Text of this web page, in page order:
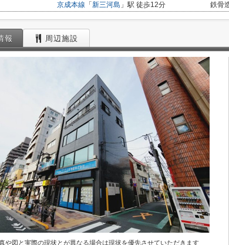
京成本線 「 新三河島 」駅 徒歩12分
鉄骨
報 周辺施設
や図と実際の現状とが異なる場合は現状を優先させていただきます